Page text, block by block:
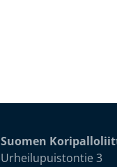
Suomen
Urheilupuistontie 3